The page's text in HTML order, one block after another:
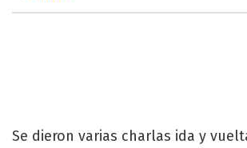
Se dieron varias charlas ida y